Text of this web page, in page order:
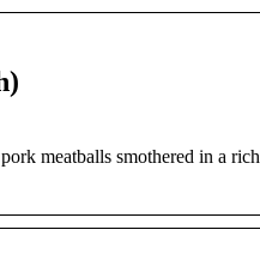
meatballs smothered in a rich